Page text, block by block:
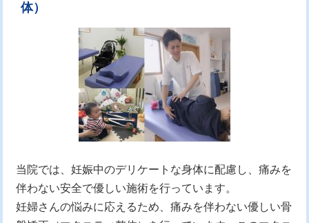
体）
当院では、妊娠中のデリケートな身体に配慮し、痛みを
伴わない安全で優しい施術を行っています。
妊婦さんの悩みに応えるため、痛みを伴わない優しい骨